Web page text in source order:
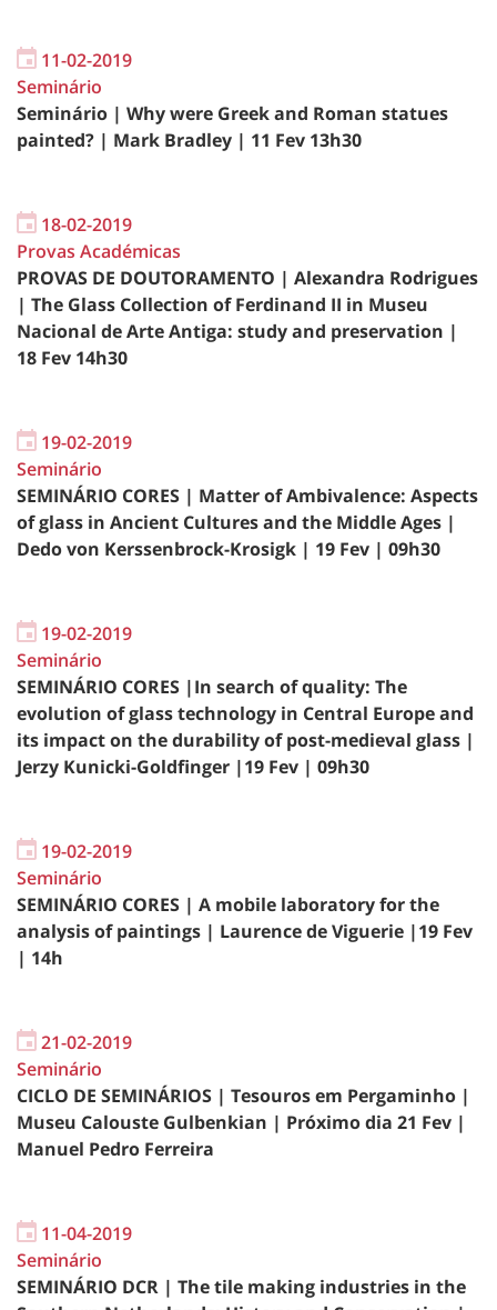
11-02-2019
Seminário
Seminário | Why were Greek and Roman statues
painted? | Mark Bradley | 11 Fev 13h30
18-02-2019
Provas Académicas
PROVAS DE DOUTORAMENTO | Alexandra Rodrigues
| The Glass Collection of Ferdinand II in Museu
Nacional de Arte Antiga: study and preservation |
18 Fev 14h30
19-02-2019
Seminário
SEMINÁRIO CORES | Matter of Ambivalence: Aspects
of glass in Ancient Cultures and the Middle Ages | ​
Dedo von Kerssenbrock-Krosigk | 19 Fev | 09h30
19-02-2019
Seminário
SEMINÁRIO CORES |In search of quality: The
evolution of glass technology in Central Europe and
its impact on the durability of post-medieval glass |
Jerzy Kunicki-Goldfinger |19 Fev | 09h30
19-02-2019
Seminário
SEMINÁRIO CORES | A mobile laboratory for the
analysis of paintings | Laurence de Viguerie |19 Fev
| 14h
21-02-2019
Seminário
CICLO DE SEMINÁRIOS | Tesouros em Pergaminho |
Museu Calouste Gulbenkian | Próximo dia 21 Fev |
Manuel Pedro Ferreira
11-04-2019
Seminário
SEMINÁRIO DCR | The tile making industries in the